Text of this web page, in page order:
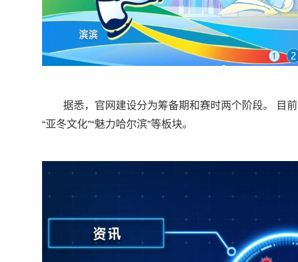
据悉，官网建设分为筹备期和赛时两个阶段。 目前
“亚冬文化”“魅力哈尔滨”等板块。